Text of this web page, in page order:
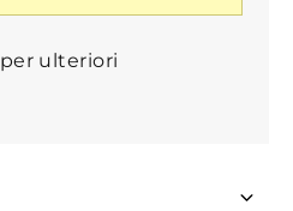
per ulteriori